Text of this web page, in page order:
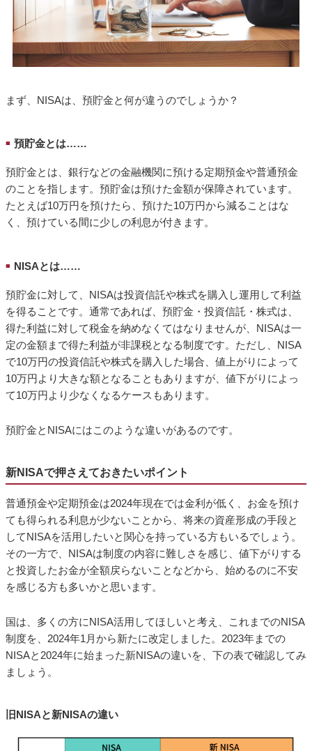
まず、NISAは、預貯金と何が違うのでしょうか？
■ 預貯金とは……
預貯金とは、銀行などの金融機関に預ける定期預金や普通預金
のことを指します。預貯金は預けた金額が保障されています。
たとえば10万円を預けたら、預けた10万円から減ることはな
く、預けている間に少しの利息が付きます。
■ NISAとは……
預貯金に対して、NISAは投資信託や株式を購入し運用して利益
を得ることです。通常であれば、預貯金・投資信託・株式は、
得た利益に対して税金を納めなくてはなりませんが、NISAは一
定の金額まで得た利益が非課税となる制度です。ただし、NISA
で10万円の投資信託や株式を購入した場合、値上がりによって
10万円より大きな額となることもありますが、値下がりによっ
て10万円より少なくなるケースもあります。
預貯金とNISAにはこのような違いがあるのです。
新NISAで押さえておきたいポイント
普通預金や定期預金は2024年現在では金利が低く、お金を預け
ても得られる利息が少ないことから、将来の資産形成の手段と
してNISAを活用したいと関心を持っている方もいるでしょう。
その一方で、NISAは制度の内容に難しさを感じ、値下がりする
と投資したお金が全額戻らないことなどから、始めるのに不安
を感じる方も多いかと思います。
国は、多くの方にNISA活用してほしいと考え、これまでのNISA
制度を、2024年1月から新たに改定しました。2023年までの
NISAと2024年に始まった新NISAの違いを、下の表で確認してみ
ましょう。
旧NISAと新NISAの違い